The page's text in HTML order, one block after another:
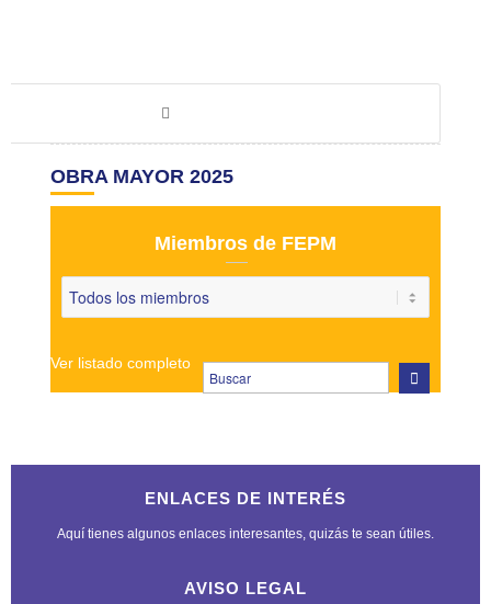
OBRA MAYOR 2025
Miembros de FEPM
Ver listado completo
ENLACES DE INTERÉS
Aquí tienes algunos enlaces interesantes, quizás te sean útiles.
AVISO LEGAL